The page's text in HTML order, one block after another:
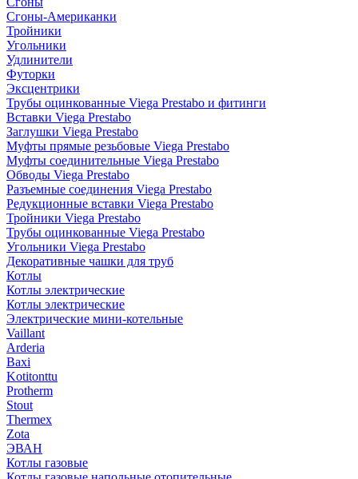
Сгоны-Американки
Тройники
Угольники
Удлинители
Футорки
Эксцентрики
Трубы оцинкованные Viega Prestabo и фитинги
Вставки Viega Prestabo
Заглушки Viega Prestabo
Муфты прямые резьбовые Viega Prestabo
Муфты соединительные Viega Prestabo
Обводы Viega Prestabo
Разъемные соединения Viega Prestabo
Редукционные вставки Viega Prestabo
Тройники Viega Prestabo
Трубы оцинкованные Viega Prestabo
Угольники Viega Prestabo
Декоративные чашки для труб
Котлы
Котлы электрические
Котлы электрические
Электрические мини-котельные
Vaillant
Arderia
Baxi
Kotitonttu
Protherm
Stout
Thermex
Zota
ЭВАН
Котлы газовые